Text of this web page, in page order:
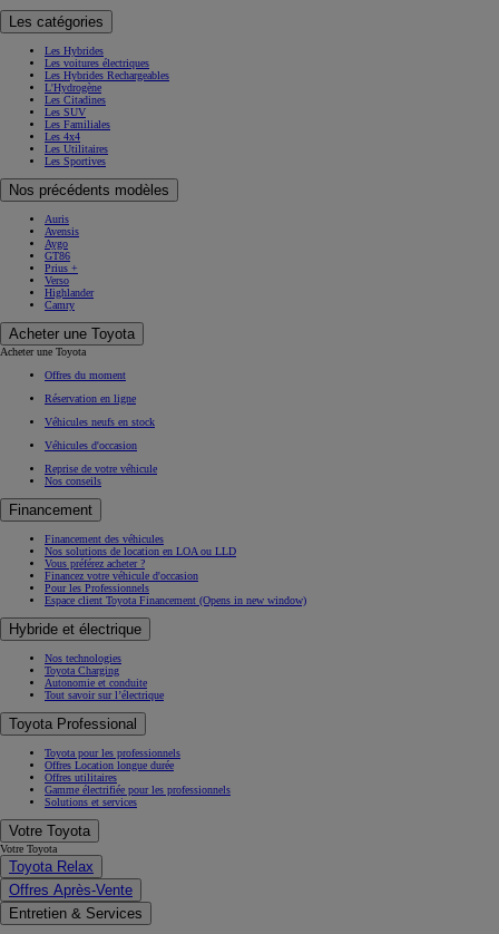
Les catégories
Les Hybrides
Les voitures électriques
Les Hybrides Rechargeables
L'Hydrogène
Les Citadines
Les SUV
Les Familiales
Les 4x4
Les Utilitaires
Les Sportives
Nos précédents modèles
Auris
Avensis
Aygo
GT86
Prius +
Verso
Highlander
Camry
Acheter une Toyota
Acheter une Toyota
Offres du moment
Réservation en ligne
Véhicules neufs en stock
Véhicules d'occasion
Reprise de votre véhicule
Nos conseils
Financement
Financement des véhicules
Nos solutions de location en LOA ou LLD
Vous préférez acheter ?
Financez votre véhicule d'occasion
Pour les Professionnels
Espace client Toyota Financement (Opens in new window)
Hybride et électrique
Nos technologies
Toyota Charging
Autonomie et conduite
Tout savoir sur l’électrique
Toyota Professional
Toyota pour les professionnels
Offres Location longue durée
Offres utilitaires
Gamme électrifiée pour les professionnels
Solutions et services
Votre Toyota
Votre Toyota
Toyota Relax
Offres Après-Vente
Entretien & Services